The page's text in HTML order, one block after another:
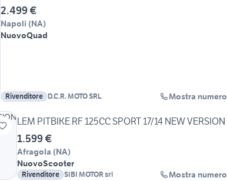
2.499 €
Napoli (NA)
NuovoQuad
Rivenditore D.C.R. MOTO SRL Mostra numero
LEM PITBIKE RF 125CC SPORT 17/14 NEW VERSION
1.599 €
Afragola (NA)
NuovoScooter
Rivenditore SIBI MOTOR srl Mostra numero